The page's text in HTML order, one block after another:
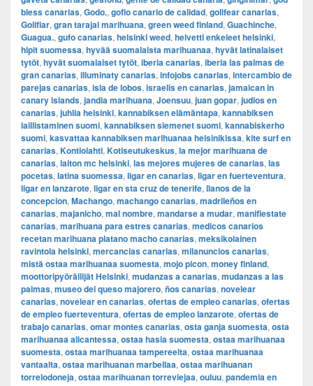
bless canarias, Godo., gofio canario de calidad, golifear canarias,
Golifiar, gran tarajal marihuana, green weed finland, Guachinche,
Guagua., gufo canarias, helsinki weed, helvetti enkeleet helsinki,
hipit suomessa, hyvää suomalaista marihuanaa, hyvät latinalaiset
tytöt, hyvät suomalaiset tytöt, iberia canarias, iberia las palmas de
gran canarias, illuminaty canarias, infojobs canarias, intercambio de
parejas canarias, isla de lobos, israelis en canarias, jamaican in
canary islands, jandia marihuana, Joensuu, juan gopar, judios en
canarias, juhlia helsinki, kannabiksen elämäntapa, kannabiksen
laillistaminen suomi, kannabiksen siemenet suomi, kannabiskerho
suomi, kasvattaa kannabiksen marihuanaa helsinikissa, kite surf en
canarias, Kontiolahti, Kotiseutukeskus, la mejor marihuana de
canarias, laiton mc helsinki, las mejores mujeres de canarias, las
pocetas, latina suomessa, ligar en canarias, ligar en fuerteventura,
ligar en lanzarote, ligar en sta cruz de tenerife, llanos de la
concepcion, Machango, machango canarias, madrileños en
canarias, majanicho, mal nombre, mandarse a mudar, manifiestate
canarias, marihuana para estres canarias, medicos canarios
recetan marihuana platano macho canarias, meksikolainen
ravintola helsinki, mercancias canarias, milanuncios canarias,
mistä ostaa marihuanaa suomesta, mojo picon, money finland,
moottoripyöräilijät Helsinki, mudanzas a canarias, mudanzas a las
palmas, museo del queso majorero, ños canarias, novelear
canarias, novelear en canarias, ofertas de empleo canarias, ofertas
de empleo fuerteventura, ofertas de empleo lanzarote, ofertas de
trabajo canarias, omar montes canarias, osta ganja suomesta, osta
marihuanaa alicantessa, ostaa hasia suomesta, ostaa marihuanaa
suomesta, ostaa marihuanaa tampereelta, ostaa marihuanaa
vantaalta, ostaa marihuanan marbellaa, ostaa marihuanan
torrelodoneja, ostaa marihuanan torreviejaa, ouluu, pandemia en